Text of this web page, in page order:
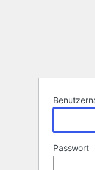
Passwort